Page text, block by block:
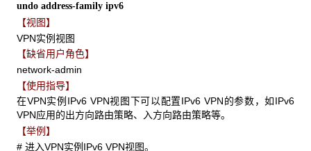
undo address-family ipv6
【视图】
VPN实例视图
【缺省用户角色】
network-admin
【使用指导】
在VPN实例IPv6 VPN视图下可以配置IPv6 VPN的参数，如IPv6
VPN应用的出方向路由策略、入方向路由策略等。
【举例】
# 进入VPN实例IPv6 VPN视图。